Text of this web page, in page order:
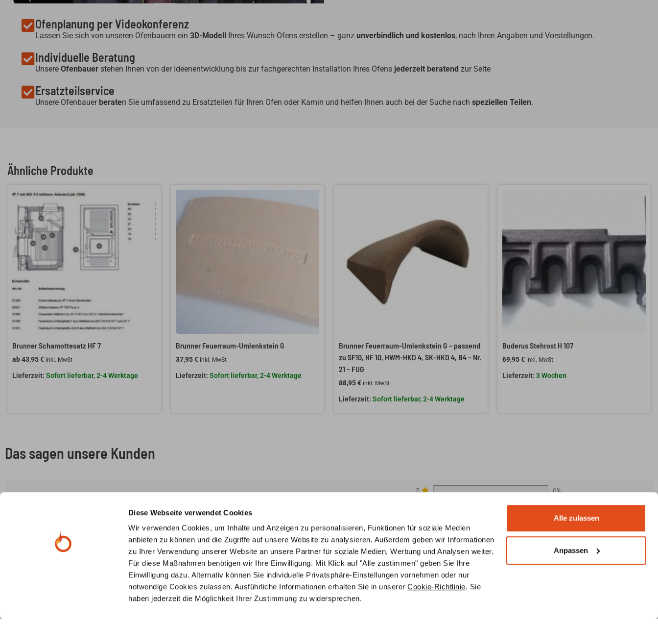
Diese Webseite verwendet Cookies
Wir verwenden Cookies, um Inhalte und Anzeigen zu personalisieren, Funktionen für soziale Medien
anbieten zu können und die Zugriffe auf unsere Website zu analysieren. Außerdem geben wir Informationen
zu Ihrer Verwendung unserer Website an unsere Partner für soziale Medien, Werbung und Analysen weiter.
Für diese Maßnahmen benötigen wir Ihre Einwilligung. Mit Klick auf "Alle zustimmen" geben Sie Ihre
Einwilligung dazu. Alternativ können Sie individuelle Privatsphäre-Einstellungen vornehmen oder nur
notwendige Cookies zulassen. Ausführliche Informationen erhalten Sie in unsererCookie-Richtlinie. Sie
haben jederzeit die Möglichkeit Ihrer Zustimmung zu widersprechen.
Alle zulassen
Anpassen
Ofenplanung per Videokonferenz
Lassen Sie sich von unseren Ofenbauern ein 3D-Modell Ihres Wunsch-Ofens erstellen – ganz unverbindlich und kostenlos, nach Ihren Angaben und Vorstellungen.
Individuelle Beratung
Unsere Ofenbauer stehen Ihnen von der Ideenentwicklung bis zur fachgerechten Installation Ihres Ofens jederzeit beratend zur Seite
Ersatzteilservice
Unsere Ofenbauer beraten Sie umfassend zu Ersatzteilen für Ihren Ofen oder Kamin und helfen Ihnen auch bei der Suche nach speziellen Teilen.
Ähnliche Produkte
Brunner Schamottesatz HF 7
ab43,95€ inkl. MwSt
Sofort lieferbar, 2-4 Werktage
Brunner Feuerraum-Umlenkstein G
37,95€ inkl. MwSt
Sofort lieferbar, 2-4 Werktage
Brunner Feuerraum-Umlenkstein G – passend
zu SF10, HF 10, HWM-HKD 4, SK-HKD 4, B4 – Nr.
21 – FUG
88,95€ inkl. MwSt
Sofort lieferbar, 2-4 Werktage
Buderus Stehrost H 107
69,95€ inkl. MwSt
3 Wochen
Das sagen unsere Kunden
0,0
Basierend auf 0 Rezensionen
5
0%
0%
0%
0%
1
0%